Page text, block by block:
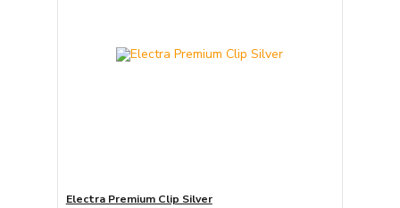
Electra Premium Clip Silver